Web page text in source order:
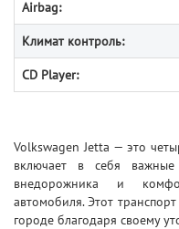
Airbag:
Климат контроль:
CD Player:
Volkswagen Jetta — это
включает в себя важные
внедорожника и
автомобиля. Этот
городе благодаря своему